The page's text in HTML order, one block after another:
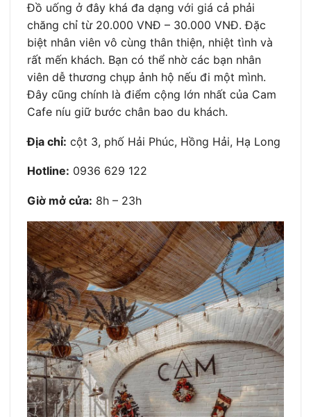
Đồ uống ở đây khá đa dạng với giá cả phải
chăng chỉ từ 20.000 VNĐ – 30.000 VNĐ. Đặc
biệt nhân viên vô cùng thân thiện, nhiệt tình và
rất mến khách. Bạn có thể nhờ các bạn nhân
viên dễ thương chụp ảnh hộ nếu đi một mình.
Đây cũng chính là điểm cộng lớn nhất của Cam
Cafe níu giữ bước chân bao du khách.
Địa chỉ: cột 3, phố Hải Phúc, Hồng Hải, Hạ Long
Hotline: 0936 629 122
Giờ mở cửa: 8h – 23h